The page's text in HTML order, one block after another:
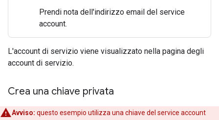
Prendi nota dell'indirizzo email del service
account.
L'account di servizio viene visualizzato nella pagina degli
account di servizio.
Crea una chiave privata
Avviso: questo esempio utilizza una chiave del service account